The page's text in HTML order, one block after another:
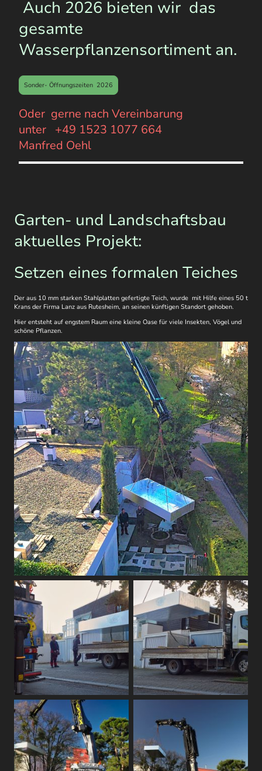
Auch 2026 bieten wir das
gesamte
Wasserpflanzensortiment an.
Sonder- Öffnungszeiten 2026
Oder gerne nach Vereinbarung
unter +49 1523 1077 664
Manfred Oehl
Garten- und Landschaftsbau
aktuelles Projekt:
Setzen eines formalen Teiches
Der aus 10 mm starken Stahlplatten gefertigte Teich, wurde mit Hilfe eines 50 t
Krans der Firma Lanz aus Rutesheim, an seinen künftigen Standort gehoben.
Hier entsteht auf engstem Raum eine kleine Oase für viele Insekten, Vögel und
schöne Pflanzen.